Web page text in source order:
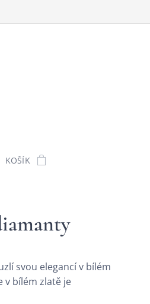
KOŠÍK
svou elegancí v bílém
v bílém zlatě je